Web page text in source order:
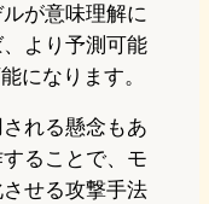
が意味理解に
より予測可能
になります。
れる懸念もあ
ることで、モ
せる攻撃手法